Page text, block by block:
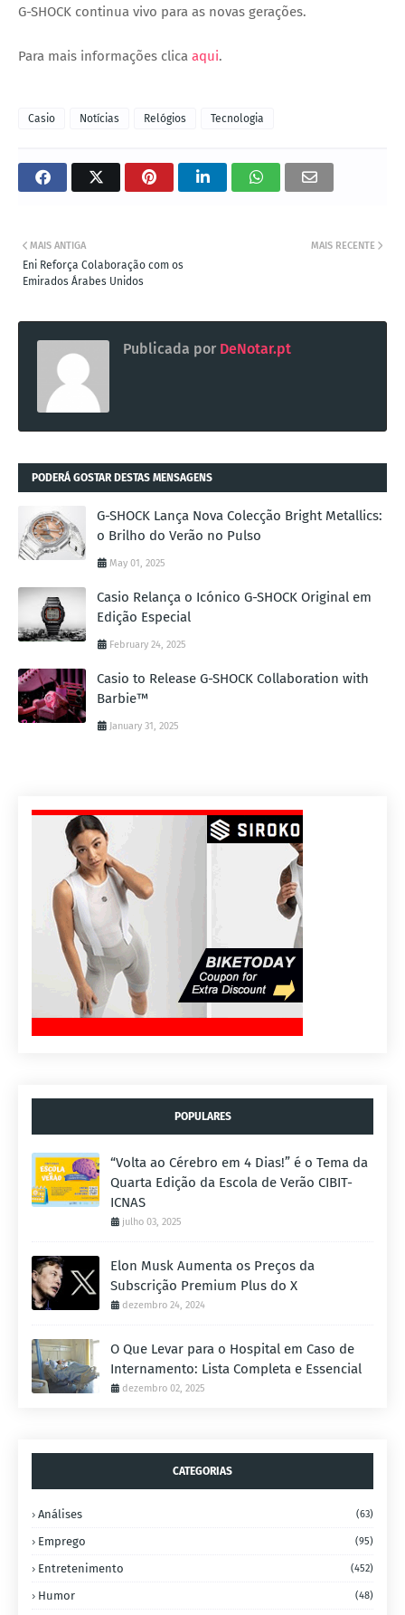
G-SHOCK continua vivo para as novas gerações.
Para mais informações clica aqui.
Casio Notícias Relógios Tecnologia
MAIS RECENTE
MAIS ANTIGA
Eni Reforça Colaboração com os
Emirados Árabes Unidos
Publicada por DeNotar.pt
PODERÁ GOSTAR DESTAS MENSAGENS
G-SHOCK Lança Nova Colecção Bright Metallics:
o Brilho do Verão no Pulso
May 01, 2025
Casio Relança o Icónico G-SHOCK Original em
Edição Especial
February 24, 2025
Casio to Release G-SHOCK Collaboration with
Barbie™
January 31, 2025
POPULARES
“Volta ao Cérebro em 4 Dias!” é o Tema da
Quarta Edição da Escola de Verão CIBIT-
ICNAS
julho 03, 2025
Elon Musk Aumenta os Preços da
Subscrição Premium Plus do X
dezembro 24, 2024
O Que Levar para o Hospital em Caso de
Internamento: Lista Completa e Essencial
dezembro 02, 2025
CATEGORIAS
Análises (63)
Emprego (95)
Entretenimento (452)
Humor (48)